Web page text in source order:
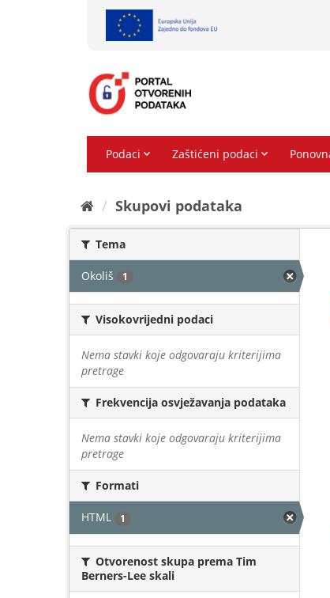
Skupovi podаtаkа
Tema
Okoliš 1
Visokovrijedni podaci
Nema stavki koje odgovaraju kriterijima
pretrage
Frekvencija osvježavanja podataka
Nema stavki koje odgovaraju kriterijima
pretrage
Formati
HTML 1
Otvorenost skupa prema Tim
Berners-Lee skali